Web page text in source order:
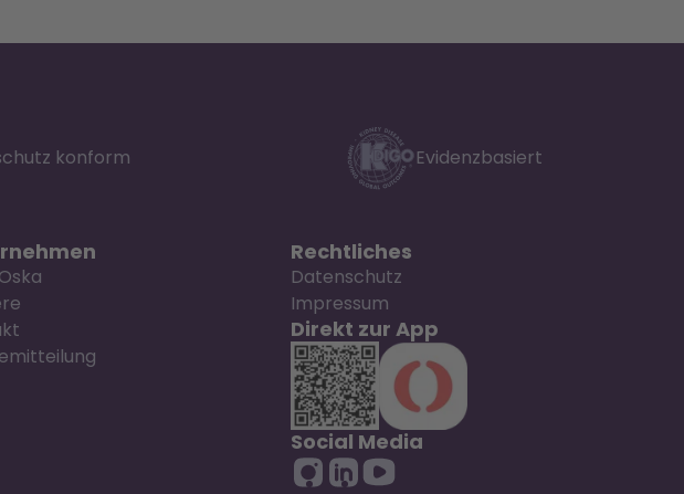
konform Evidenzbasiert
Rechtliches
Datenschutz
Impressum
Direkt zur App
Social Media